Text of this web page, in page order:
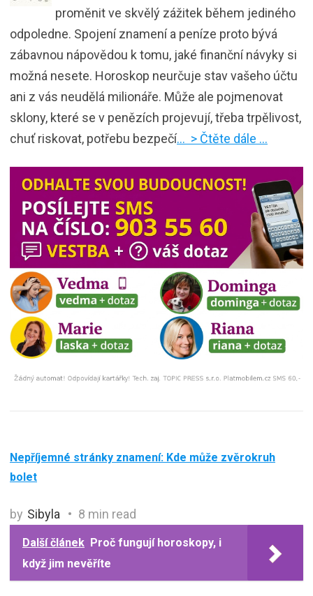
proměnit ve skvělý zážitek během jediného
odpoledne. Spojení znamení a peníze proto bývá
zábavnou nápovědou k tomu, jaké finanční návyky si
možná nesete. Horoskop neurčuje stav vašeho účtu
ani z vás neudělá milionáře. Může ale pojmenovat
sklony, které se v penězích projevují, třeba trpělivost,
chuť riskovat, potřebu bezpečí… > Čtěte dále …
Nepříjemné stránky znamení: Kde může zvěrokruh
bolet
by Sibyla 8 min read
Další článek Proč fungují horoskopy, i
když jim nevěříte